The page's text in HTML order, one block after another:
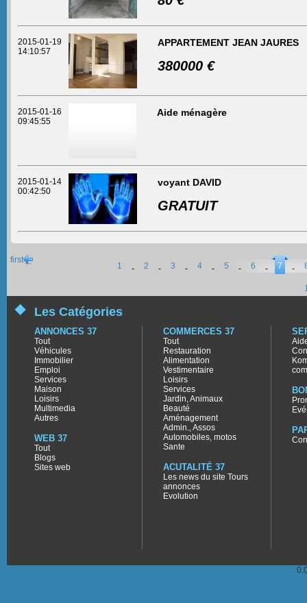
2015-01-19
14:10:57
APPARTEMENT JEAN JAURES
380000 €
2015-01-16
09:45:55
Aide ménagère
2015-01-14
00:42:50
voyant DAVID
GRATUIT
first
1 - 2 - 3 - 4 - 5 - 6 - 7 -
Les Catégories
ANNONCES 37
Tout
Véhicules
Immobilier
Emploi
Services
Maison
Loisirs
Multimedia
Autres
WEB 37
Tout
Blogs
Sites web
COMMERCES 37
Tout
Restauration
Alimentation
Vestimentaire
Loisirs
Services
Jardin, Animaux
Beauté
Aménagement
Admin., Assos
Automobiles, motos
Sante
ACUTALITÉ 37
Les news du site Tours
annonces
Evolution